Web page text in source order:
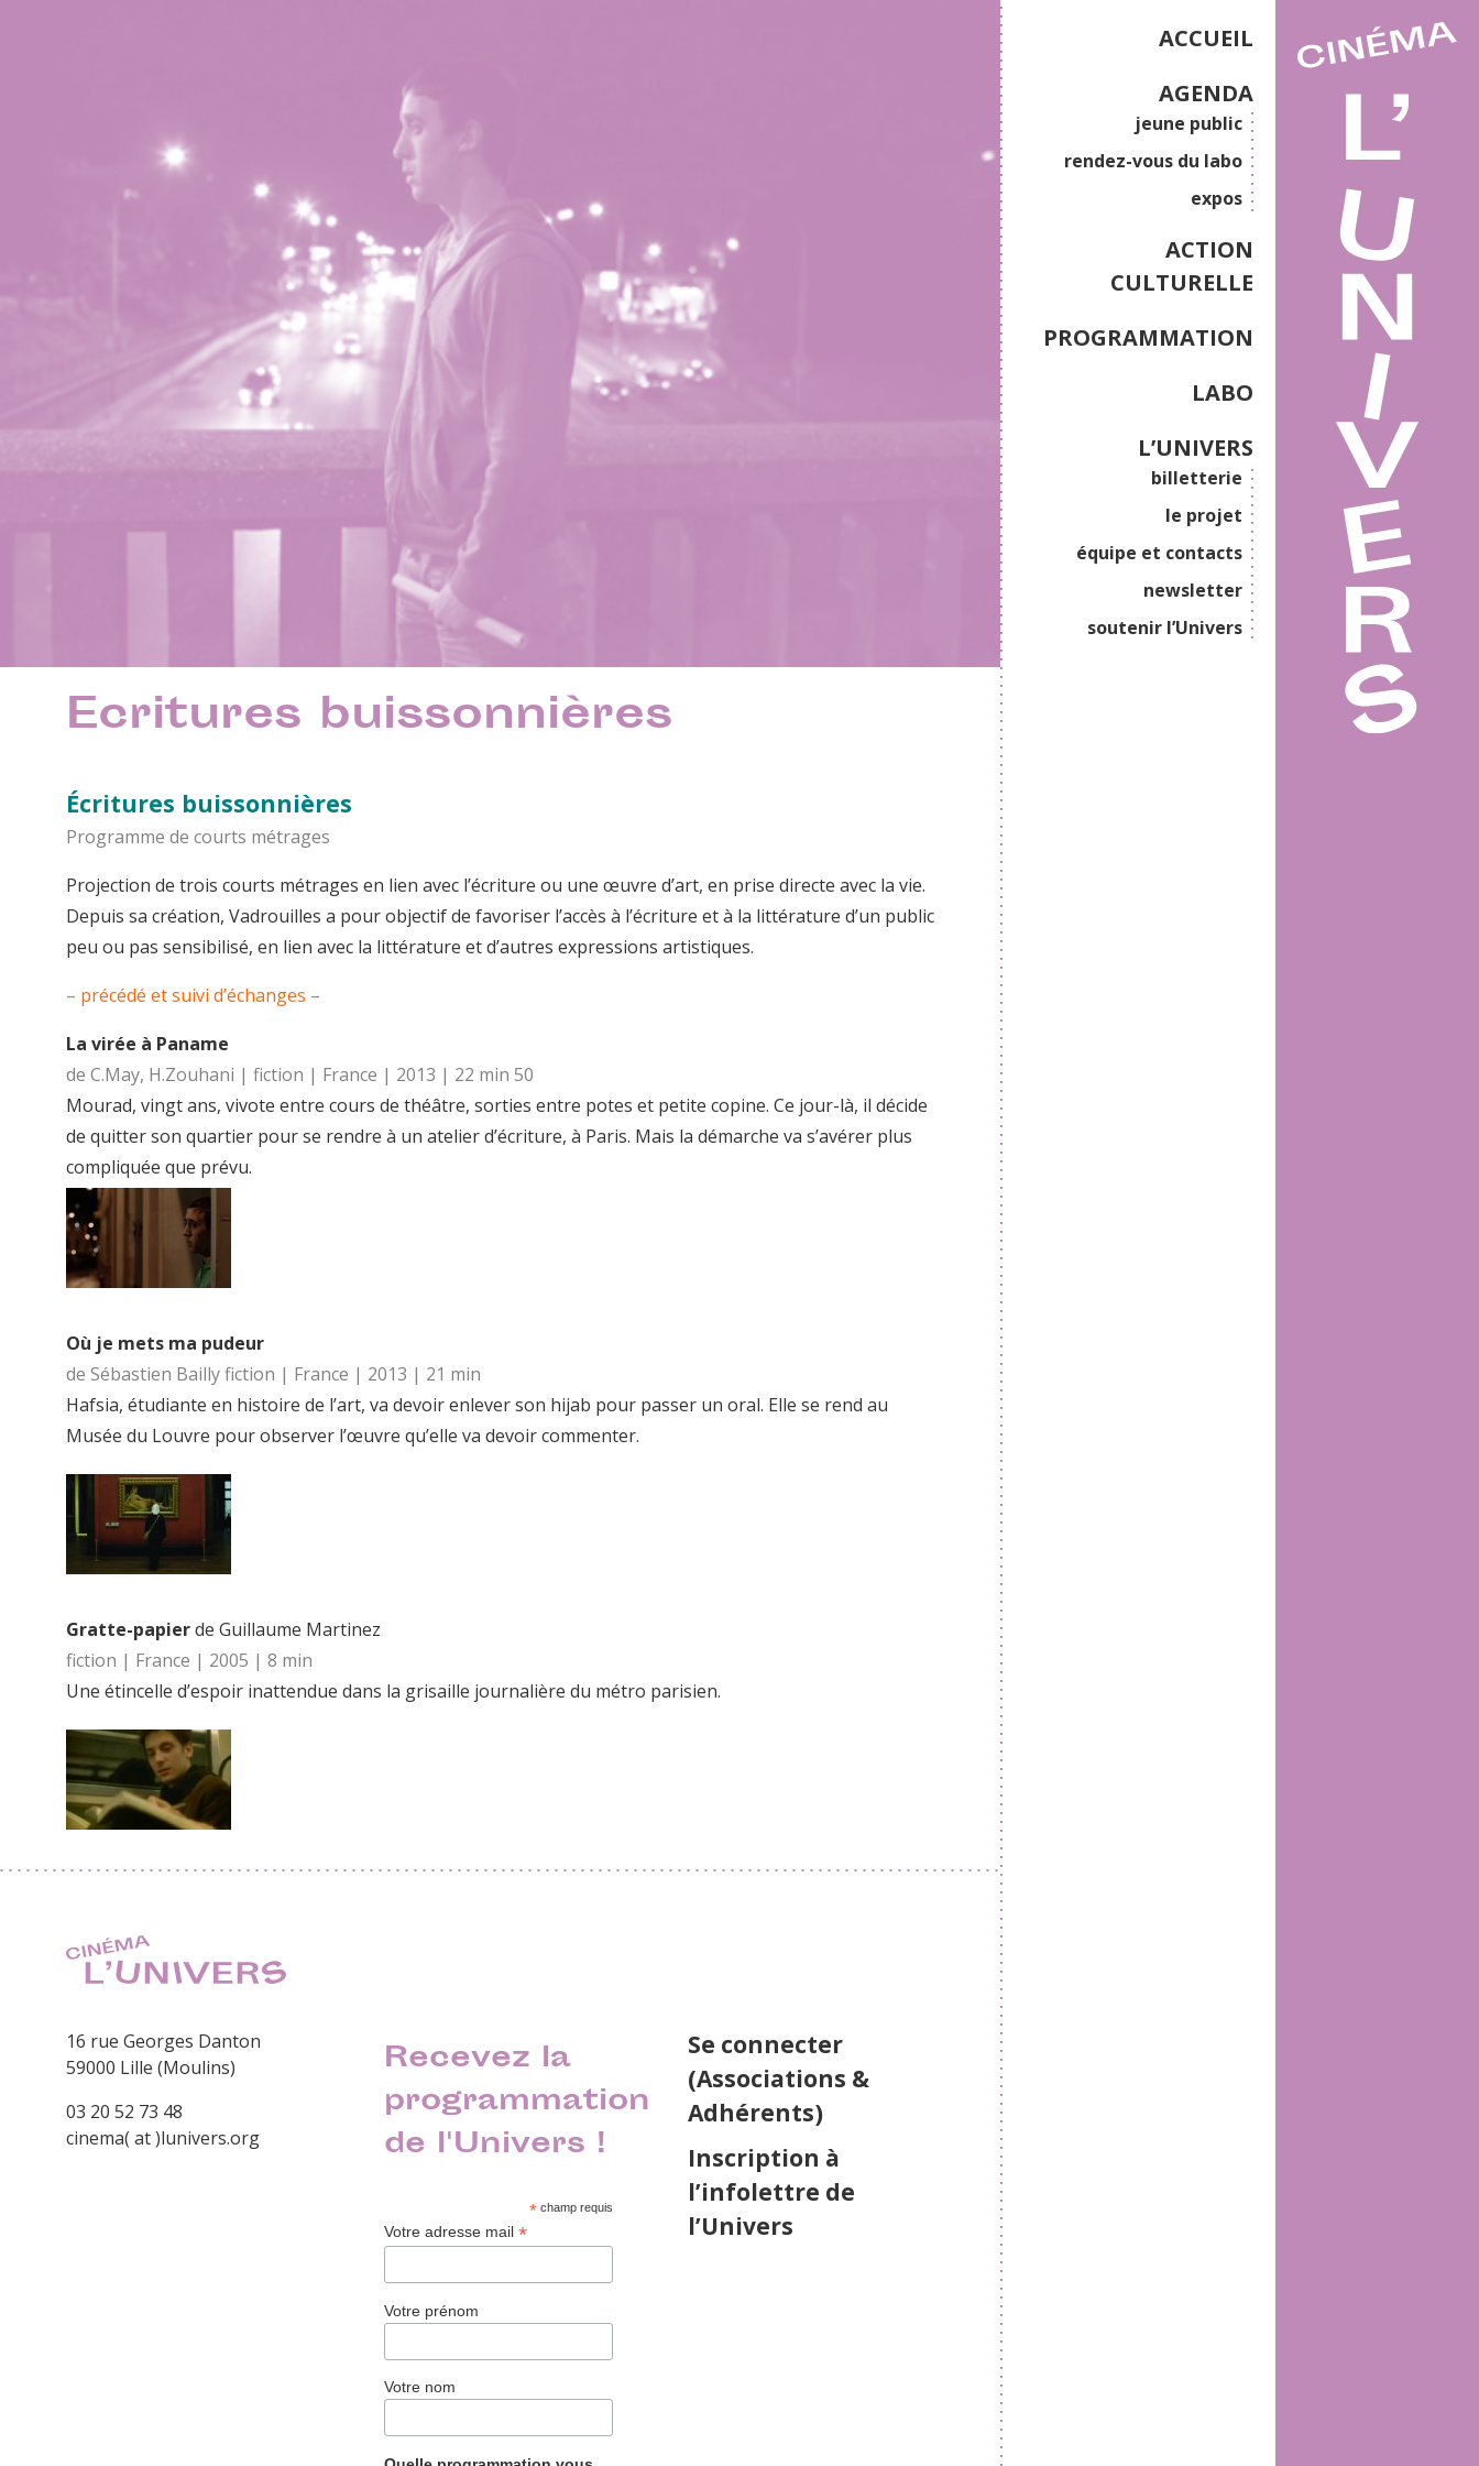
ACCUEIL
AGENDA
jeune public
rendez-vous du labo
expos
ACTION
CULTURELLE
PROGRAMMATION
LABO
L’UNIVERS
billetterie
le projet
équipe et contacts
newsletter
soutenir l’Univers
Ecritures buissonnières
Écritures buissonnières
Programme de courts métrages
Projection de trois courts métrages en lien avec l’écriture ou une œuvre d’art, en prise directe avec la vie.
Depuis sa création, Vadrouilles a pour objectif de favoriser l’accès à l’écriture et à la littérature d’un public
peu ou pas sensibilisé, en lien avec la littérature et d’autres expressions artistiques.
– précédé et suivi d’échanges –
La virée à Paname
de C.May, H.Zouhani | fiction | France | 2013 | 22 min 50
Mourad, vingt ans, vivote entre cours de théâtre, sorties entre potes et petite copine. Ce jour-là, il décide
de quitter son quartier pour se rendre à un atelier d’écriture, à Paris. Mais la démarche va s’avérer plus
compliquée que prévu.
Où je mets ma pudeur
de Sébastien Bailly fiction | France | 2013 | 21 min
Hafsia, étudiante en histoire de l’art, va devoir enlever son hijab pour passer un oral. Elle se rend au
Musée du Louvre pour observer l’œuvre qu’elle va devoir commenter.
Gratte-papierde Guillaume Martinez
fiction | France | 2005 | 8 min
Une étincelle d’espoir inattendue dans la grisaille journalière du métro parisien.
16 rue Georges Danton
59000 Lille (Moulins)
03 20 52 73 48
cinema( at )lunivers.org
Recevez la
programmation
de l'Univers !
*champ requis
Votre adresse mail*
Votre prénom
Votre nom
Se connecter
(Associations &
Adhérents)
Inscription à
l’infolettre de
l’Univers